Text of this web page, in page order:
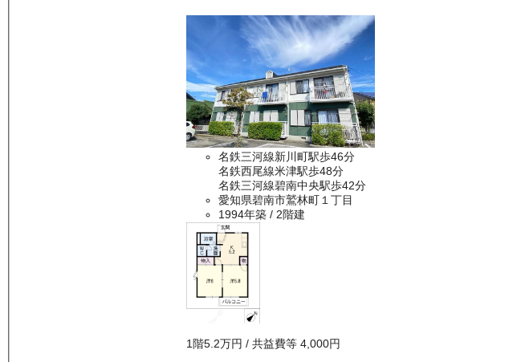
名鉄三河線新川町駅歩46分
名鉄西尾線米津駅歩48分
名鉄三河線碧南中央駅歩42分
愛知県碧南市鷲林町１丁目
1994年築 / 2階建
1階5.2万円 / 共益費等 4,000円